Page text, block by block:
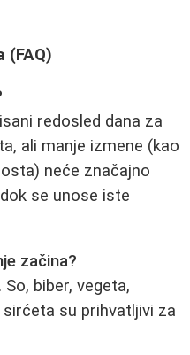
(FAQ)
redosled dana za
ali manje izmene (kao
neće značajno
se unose iste
začina?
biber, vegeta,
su prihvatljivi za